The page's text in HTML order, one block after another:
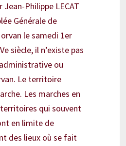
Philippe LECAT
Générale de
le samedi 1er
siècle, il n’existe pas
ou
Le territoire
Les marches en
qui souvent
en limite de
des lieux où se fait